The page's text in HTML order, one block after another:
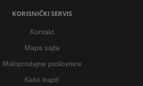
KORISNIČKI SERVIS
Kontakt
Mapa sajta
Maloprodajne poslovnice
Kako kupiti